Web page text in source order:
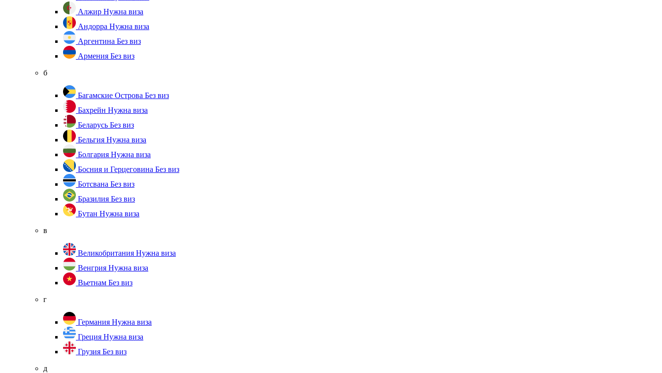
Алжир Нужна виза
Андорра Нужна виза
Аргентина Без виз
Армения Без виз
б
Багамские Острова Без виз
Бахрейн Нужна виза
Беларусь Без виз
Бельгия Нужна виза
Болгария Нужна виза
Босния и Герцеговина Без виз
Ботсвана Без виз
Бразилия Без виз
Бутан Нужна виза
в
Великобритания Нужна виза
Венгрия Нужна виза
Вьетнам Без виз
г
Германия Нужна виза
Греция Нужна виза
Грузия Без виз
д